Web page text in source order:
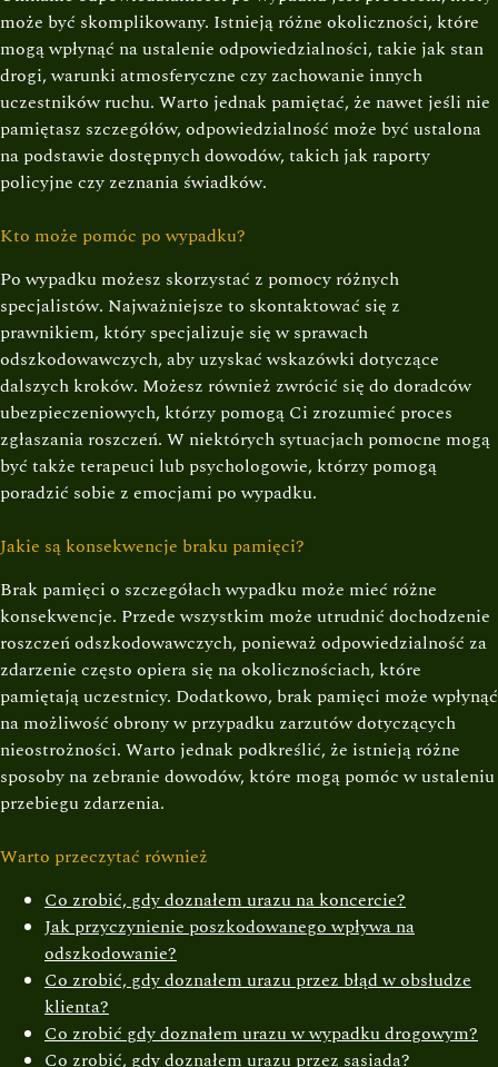
może być skomplikowany. Istnieją różne okoliczności, które
mogą wpłynąć na ustalenie odpowiedzialności, takie jak stan
drogi, warunki atmosferyczne czy zachowanie innych
uczestników ruchu. Warto jednak pamiętać, że nawet jeśli nie
pamiętasz szczegółów, odpowiedzialność może być ustalona
na podstawie dostępnych dowodów, takich jak raporty
policyjne czy zeznania świadków.
Kto może pomóc po wypadku?
Po wypadku możesz skorzystać z pomocy różnych
specjalistów. Najważniejsze to skontaktować się z
prawnikiem, który specjalizuje się w sprawach
odszkodowawczych, aby uzyskać wskazówki dotyczące
dalszych kroków. Możesz również zwrócić się do doradców
ubezpieczeniowych, którzy pomogą Ci zrozumieć proces
zgłaszania roszczeń. W niektórych sytuacjach pomocne mogą
być także terapeuci lub psychologowie, którzy pomogą
poradzić sobie z emocjami po wypadku.
Jakie są konsekwencje braku pamięci?
Brak pamięci o szczegółach wypadku może mieć różne
konsekwencje. Przede wszystkim może utrudnić dochodzenie
roszczeń odszkodowawczych, ponieważ odpowiedzialność za
zdarzenie często opiera się na okolicznościach, które
pamiętają uczestnicy. Dodatkowo, brak pamięci może wpłynąć
na możliwość obrony w przypadku zarzutów dotyczących
nieostrożności. Warto jednak podkreślić, że istnieją różne
sposoby na zebranie dowodów, które mogą pomóc w ustaleniu
przebiegu zdarzenia.
Warto przeczytać również
Co zrobić, gdy doznałem urazu na koncercie?
Jak przyczynienie poszkodowanego wpływa na
odszkodowanie?
Co zrobić, gdy doznałem urazu przez błąd w obsłudze
klienta?
Co zrobić gdy doznałem urazu w wypadku drogowym?
Co zrobić, gdy doznałem urazu przez sąsiada?